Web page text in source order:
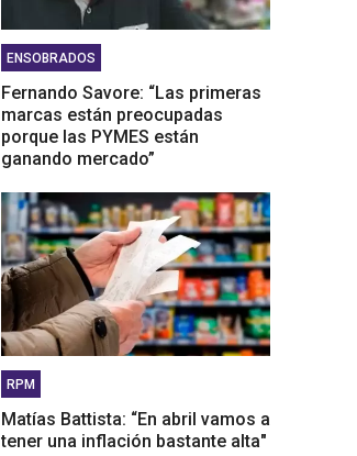
ENSOBRADOS
Fernando Savore: “Las primeras
marcas están preocupadas
porque las PYMES están
ganando mercado”
RPM
Matías Battista: “En abril vamos a
tener una inflación bastante alta"